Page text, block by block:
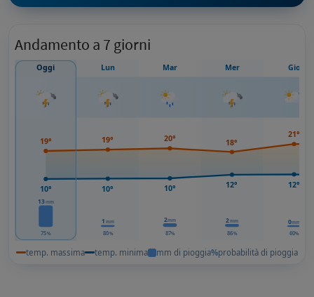
Andamento a 7 giorni
Oggi Lun Mar Mer Gio
13mm
75%
1 mm
80%
2mm
87%
2mm
86%
0mm
60%
19°
10°
19°
10°
20°
10°
18°
12°
21°
12°
temp. massima temp. minima mm di pioggia%probabilità di pioggia